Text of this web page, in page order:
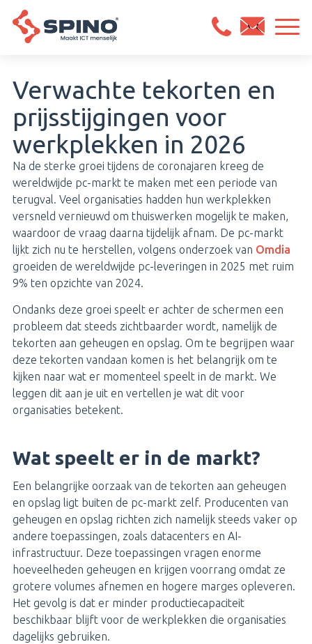
Verwachte tekorten en
prijsstijgingen voor
werkplekken in 2026
Na de sterke groei tijdens de coronajaren kreeg de
wereldwijde pc-markt te maken met een periode van
terugval. Veel organisaties hadden hun werkplekken
versneld vernieuwd om thuiswerken mogelijk te maken,
waardoor de vraag daarna tijdelijk afnam. De pc-markt
lijkt zich nu te herstellen, volgens onderzoek van Omdia
groeiden de wereldwijde pc-leveringen in 2025 met ruim
9% ten opzichte van 2024.
Ondanks deze groei speelt er achter de schermen een
probleem dat steeds zichtbaarder wordt, namelijk de
tekorten aan geheugen en opslag. Om te begrijpen waar
deze tekorten vandaan komen is het belangrijk om te
kijken naar wat er momenteel speelt in de markt. We
leggen dit aan je uit en vertellen je wat dit voor
organisaties betekent.
Wat speelt er in de markt?
Een belangrijke oorzaak van de tekorten aan geheugen
en opslag ligt buiten de pc-markt zelf. Producenten van
geheugen en opslag richten zich namelijk steeds vaker op
andere toepassingen, zoals datacenters en AI-
infrastructuur. Deze toepassingen vragen enorme
hoeveelheden geheugen en krijgen voorrang omdat ze
grotere volumes afnemen en hogere marges opleveren.
Het gevolg is dat er minder productiecapaciteit
beschikbaar blijft voor de werkplekken die organisaties
dagelijks gebruiken.